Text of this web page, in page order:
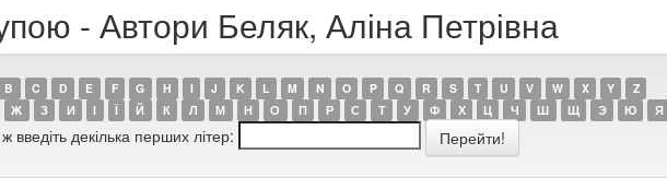
- Автори Беляк, Аліна Петрівна
B C D E F G H I J K L M N O P Q R S T U V W X Y
Z
Ж З И І Ї Й К Л М Н О П Р С Т У Ф Х Ц Ч Ш Щ Э Ю Я
введіть декілька перших літер: